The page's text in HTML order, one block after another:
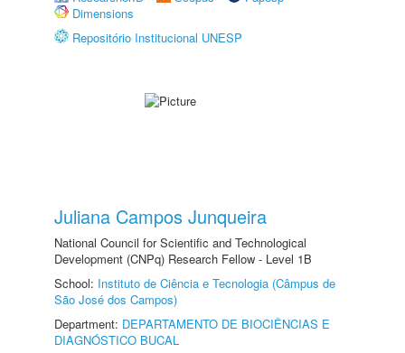
Dimensions
Repositório Institucional UNESP
Juliana Campos Junqueira
National Council for Scientific and Technological
Development (CNPq) Research Fellow - Level 1B
School: Instituto de Ciência e Tecnologia (Câmpus de
São José dos Campos)
Department: DEPARTAMENTO DE BIOCIÊNCIAS E
DIAGNÓSTICO BUCAL